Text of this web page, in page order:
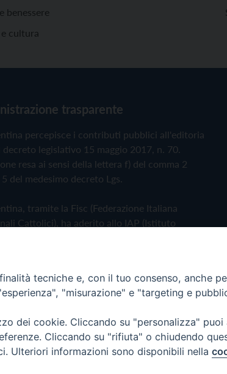
benessere
cultura
trasparente
percepisce i contributi pubblici all'editoria
decreto legislativo 15 maggio 2017, n. 70.
resa ai sensi della lettera f) del comma 2
del medesimo decreto Lgs.
tramite la Fisc (Federazione Italiana
Cattolici), ha aderito allo IAP (Istituto
Policy Cookie Policy
tecniche e, con il tuo consenso, anche
"misurazione" e "targeting e
dei cookie. Cliccando su "personalizza"
Cliccando su "rifiuta" o chiudendo
Ulteriori informazioni sono disponibili nella